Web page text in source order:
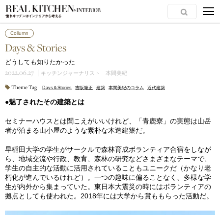
Collumn
Days & Stories
どうしても知りたかった
2022.06.27 キッチンジャーナリスト 本間美紀
Theme Tag Days＆Stories 吉阪隆正 建築 本間美紀のコラム 近代建築
●魅了されたその建築とは
セミナーハウスとは聞こえがいいけれど、「青鹿寮」の実態は山岳
者が泊まる山小屋のような素朴な木造建築だ。
早稲田大学の学生がサークルで森林育成ボランティア合宿をしなが
ら、地域交流や行政、教育、森林の研究などさまざまなテーマで、
学生の自主的な活動に活用されていることもユニークだ（かなり老
朽化が進んでいるけれど）。一つの趣味に偏ることなく、多様な学
生が内外から集まっていた。東日本大震災の時にはボランティアの
拠点としても使われた。2018年には大学から賞ももらった活動だ。